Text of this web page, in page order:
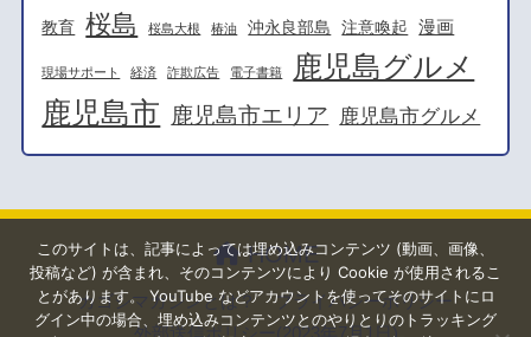
教育 桜島 桜島大根 椿油 沖永良部島 注意喚起 漫画
現場サポート 経済 詐欺広告 電子書籍 鹿児島グルメ
鹿児島市 鹿児島市エリア 鹿児島市グルメ
HOME
カゴシマガジンとは？
プライバシーポリシー
外部送信ポリシー(2023年7月1日)
このサイトは、記事によっては埋め込みコンテンツ (動画、画像、
投稿など) が含まれ、そのコンテンツにより Cookie が使用されるこ
とがあります。 YouTube などアカウントを使ってそのサイトにロ
グイン中の場合、埋め込みコンテンツとのやりとりのトラッキング